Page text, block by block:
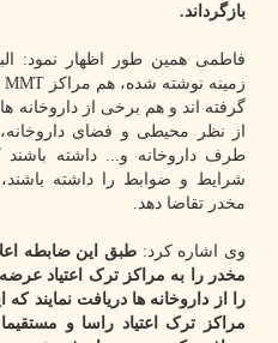
بازگرداند.
فاطمی همین طور اظهار نمود:
گرفته اند و هم برخی از داروخانه
از نظر محیطی و فضای
طرف داروخانه و... داشته
شرایط و ضوابط را داشته
مخدر تقاضا دهد.
وی اشاره کرد: طبق این ضابطه
مخدر را به مراکز ترک اعتیاد
را از داروخانه ها دریافت نمایند
مراکز ترک اعتیاد راسا و